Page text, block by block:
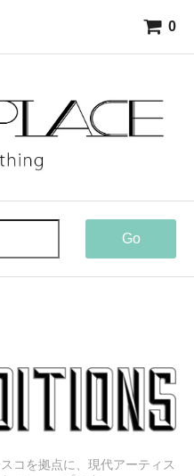
0
Go
コを拠点に、現代アーティス